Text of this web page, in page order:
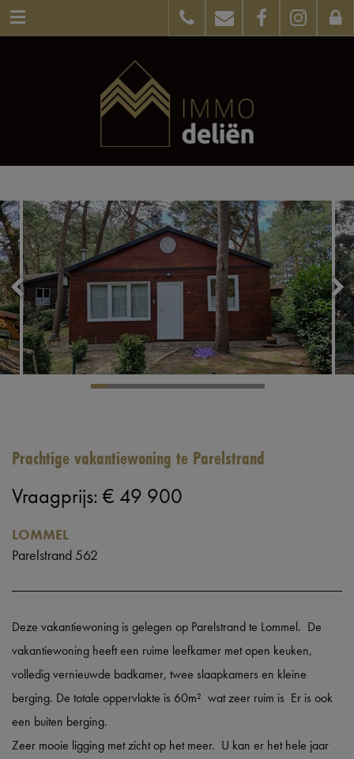
Prachtige vakantiewoning te Parelstrand
Vraagprijs: € 49 900
LOMMEL
Parelstrand 562
Deze vakantiewoning is gelegen op Parelstrand te Lommel. De
vakantiewoning heeft een ruime leefkamer met open keuken,
volledig vernieuwde badkamer, twee slaapkamers en kleine
berging. De totale oppervlakte is 60m² wat zeer ruim is Er is ook
een buiten berging.
Zeer mooie ligging met zicht op het meer. U kan er het hele jaar